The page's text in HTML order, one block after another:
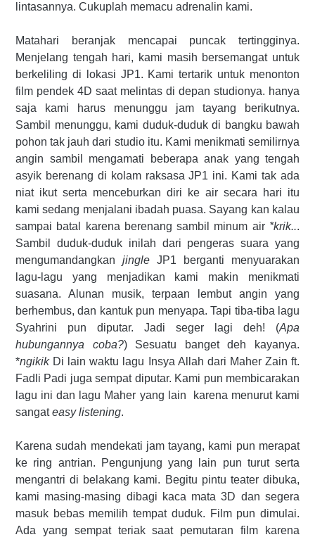
lintasannya. Cukuplah memacu adrenalin kami.
Matahari beranjak mencapai puncak tertingginya.
Menjelang tengah hari, kami masih bersemangat untuk
berkeliling di lokasi JP1. Kami tertarik untuk menonton
film pendek 4D saat melintas di depan studionya. hanya
saja kami harus menunggu jam tayang berikutnya.
Sambil menunggu, kami duduk-duduk di bangku bawah
pohon tak jauh dari studio itu. Kami menikmati semilirnya
angin sambil mengamati beberapa anak yang tengah
asyik berenang di kolam raksasa JP1 ini. Kami tak ada
niat ikut serta menceburkan diri ke air secara hari itu
kami sedang menjalani ibadah puasa. Sayang kan kalau
sampai batal karena berenang sambil minum air *krik...
Sambil duduk-duduk inilah dari pengeras suara yang
mengumandangkan jingle JP1 berganti menyuarakan
lagu-lagu yang menjadikan kami makin menikmati
suasana. Alunan musik, terpaan lembut angin yang
berhembus, dan kantuk pun menyapa. Tapi tiba-tiba lagu
Syahrini pun diputar. Jadi seger lagi deh! (Apa
hubungannya coba?) Sesuatu banget deh kayanya.
*ngikikDi lain waktu lagu Insya Allah dari Maher Zain ft.
Fadli Padi juga sempat diputar. Kami pun membicarakan
lagu ini dan lagu Maher yang lain karena menurut kami
sangateasy listening.
Karena sudah mendekati jam tayang, kami pun merapat
ke ring antrian. Pengunjung yang lain pun turut serta
mengantri di belakang kami. Begitu pintu teater dibuka,
kami masing-masing dibagi kaca mata 3D dan segera
masuk bebas memilih tempat duduk. Film pun dimulai.
Ada yang sempat teriak saat pemutaran film karena